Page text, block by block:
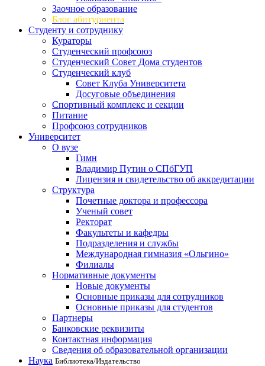
Заочное образование
Блог абитуриента
Студенту и сотруднику
Кураторы
Студенческий профсоюз
Студенческий Совет Дома студентов
Студенческий клуб
Совет Клуба Университета
Досуговые объединения
Спортивный комплекс и секции
Питание
Профсоюз сотрудников
Университет
О вузе
Гимн
Владимир Путин о СПбГУП
Лицензия и свидетельство об аккредитации
Структура
Почетные доктора и профессора
Ученый совет
Ректорат
Факультеты и кафедры
Подразделения и службы
Международная гимназия «Ольгино»
Филиалы
Нормативные документы
Новые документы
Основные приказы для сотрудников
Основные приказы для студентов
Партнеры
Банковские реквизиты
Контактная информация
Сведения об образовательной организации
Наука Библиотека/Издательство